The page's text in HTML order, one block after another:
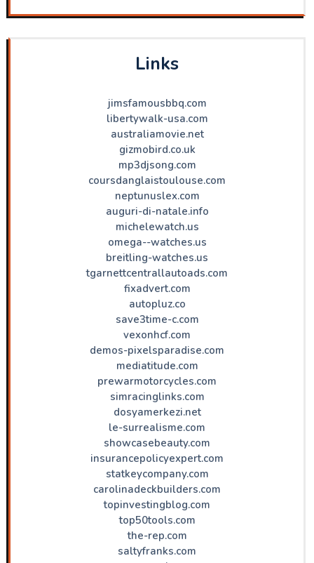
Links
jimsfamousbbq.com
libertywalk-usa.com
australiamovie.net
gizmobird.co.uk
mp3djsong.com
coursdanglaistoulouse.com
neptunuslex.com
auguri-di-natale.info
michelewatch.us
omega--watches.us
breitling-watches.us
tgarnettcentrallautoads.com
fixadvert.com
autopluz.co
save3time-c.com
vexonhcf.com
demos-pixelsparadise.com
mediatitude.com
prewarmotorcycles.com
simracinglinks.com
dosyamerkezi.net
le-surrealisme.com
showcasebeauty.com
insurancepolicyexpert.com
statkeycompany.com
carolinadeckbuilders.com
topinvestingblog.com
top50tools.com
the-rep.com
saltyfranks.com